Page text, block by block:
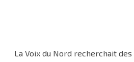
La Voix du Nord recherchait